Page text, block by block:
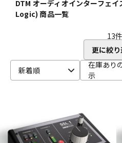
ベース
DTM オーディオインターフェ
Logic) 商品一覧
13件
更に絞
新着順
在庫あり
示